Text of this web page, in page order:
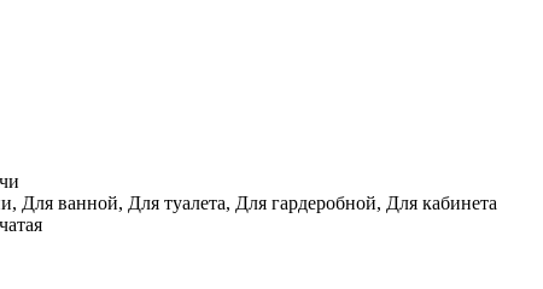
ванной, Для туалета, Для гардеробной, Для кабинета